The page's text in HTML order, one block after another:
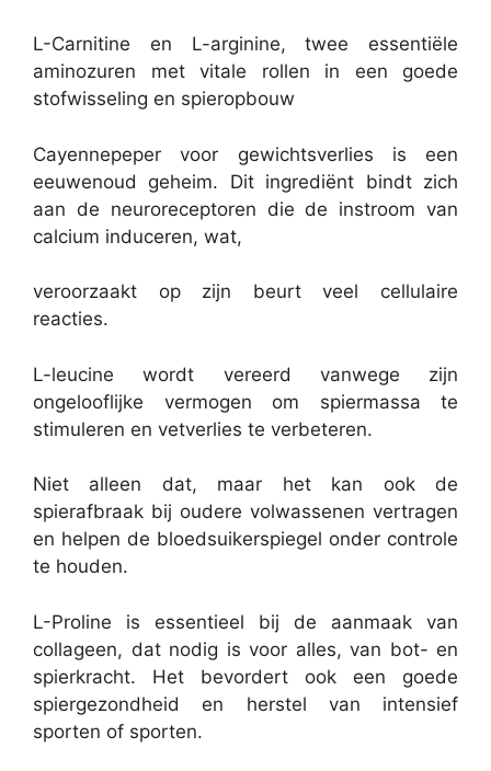
L-Carnitine en L-arginine, twee essentiële
aminozuren met vitale rollen in een goede
stofwisseling en spieropbouw
Cayennepeper voor gewichtsverlies is een
eeuwenoud geheim. Dit ingrediënt bindt zich
aan de neuroreceptoren die de instroom van
calcium induceren, wat,
veroorzaakt op zijn beurt veel cellulaire
reacties.
L-leucine wordt vereerd vanwege zijn
ongelooflijke vermogen om spiermassa te
stimuleren en vetverlies te verbeteren.
Niet alleen dat, maar het kan ook de
spierafbraak bij oudere volwassenen vertragen
en helpen de bloedsuikerspiegel onder controle
te houden.
L-Proline is essentieel bij de aanmaak van
collageen, dat nodig is voor alles, van bot- en
spierkracht. Het bevordert ook een goede
spiergezondheid en herstel van intensief
sporten of sporten.